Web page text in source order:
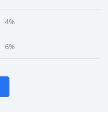
4%
6%